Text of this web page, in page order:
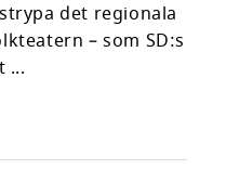
det regionala
– som SD:s
...